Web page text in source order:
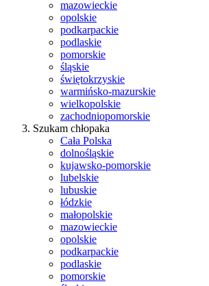
mazowieckie
opolskie
podkarpackie
podlaskie
pomorskie
śląskie
świętokrzyskie
warmińsko-mazurskie
wielkopolskie
zachodniopomorskie
Szukam chłopaka
Cała Polska
dolnośląskie
kujawsko-pomorskie
lubelskie
lubuskie
łódzkie
małopolskie
mazowieckie
opolskie
podkarpackie
podlaskie
pomorskie